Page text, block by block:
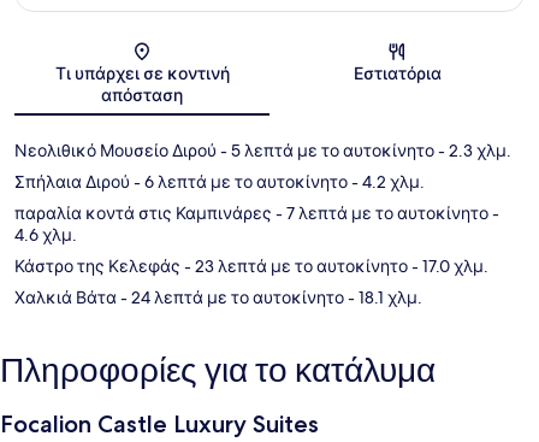
Τι υπάρχει σε κοντινή
απόσταση
Εστιατόρια
Νεολιθικό Μουσείο Διρού - 5 λεπτά με το αυτοκίνητο- 2.3 χλμ.
Σπήλαια Διρού - 6 λεπτά με το αυτοκίνητο- 4.2 χλμ.
παραλία κοντά στις Καμπινάρες - 7 λεπτά με το αυτοκίνητο-
4.6 χλμ.
Κάστρο της Κελεφάς - 23 λεπτά με το αυτοκίνητο- 17.0 χλμ.
Χαλκιά Βάτα- 24 λεπτά με το αυτοκίνητο- 18.1 χλμ.
Πληροφορίες για το κατάλυμα
Focalion Castle Luxury Suites